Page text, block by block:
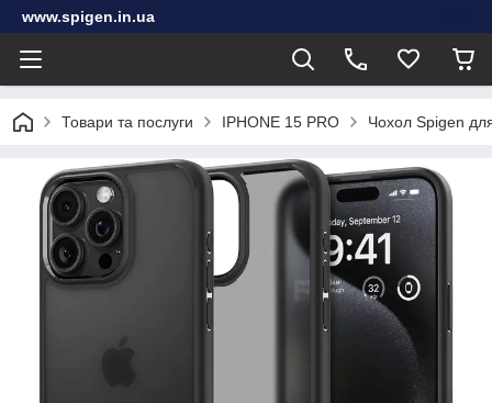
www.spigen.in.ua
Товари та послуги IPHONE 15 PRO Чохол Spigen